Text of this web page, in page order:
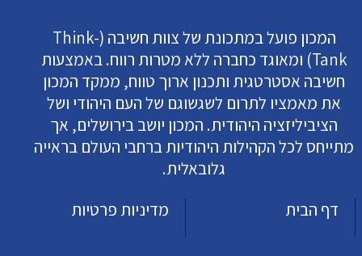
המכון פועל במתכונת של צוות חשיבה (Think-
Tank) ומאוגד כחברה ללא מטרות רווח. באמצעות
חשיבה אסטרטגית ותכנון ארוך טווח, ממקד המכון
את מאמציו לתרום לשגשוגם של העם היהודי ושל
הציביליזציה היהודית. המכון יושב בירושלים, אך
מתייחס לכל הקהילות היהודיות ברחבי העולם בראייה
גלובאלית.
דף הבית
מדיניות פרטיות